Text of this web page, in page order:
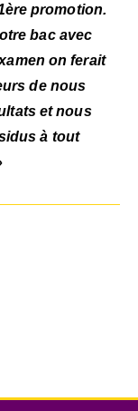
promotion.
bac avec
on ferait
de nous
et nous
à tout